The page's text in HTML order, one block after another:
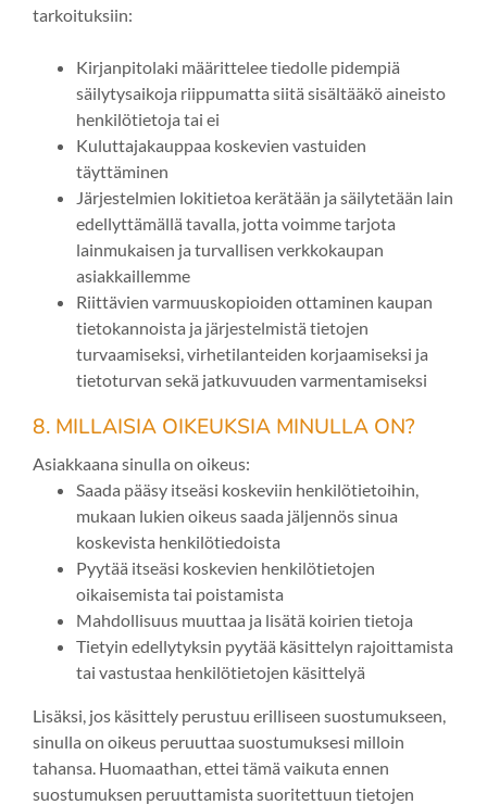
tarkoituksiin:
Kirjanpitolaki määrittelee tiedolle pidempiä
säilytysaikoja riippumatta siitä sisältääkö aineisto
henkilötietoja tai ei
Kuluttajakauppaa koskevien vastuiden
täyttäminen
Järjestelmien lokitietoa kerätään ja säilytetään lain
edellyttämällä tavalla, jotta voimme tarjota
lainmukaisen ja turvallisen verkkokaupan
asiakkaillemme
Riittävien varmuuskopioiden ottaminen kaupan
tietokannoista ja järjestelmistä tietojen
turvaamiseksi, virhetilanteiden korjaamiseksi ja
tietoturvan sekä jatkuvuuden varmentamiseksi
8. MILLAISIA OIKEUKSIA MINULLA ON?
Asiakkaana sinulla on oikeus:
Saada pääsy itseäsi koskeviin henkilötietoihin,
mukaan lukien oikeus saada jäljennös sinua
koskevista henkilötiedoista
Pyytää itseäsi koskevien henkilötietojen
oikaisemista tai poistamista
Mahdollisuus muuttaa ja lisätä koirien tietoja
Tietyin edellytyksin pyytää käsittelyn rajoittamista
tai vastustaa henkilötietojen käsittelyä
Lisäksi, jos käsittely perustuu erilliseen suostumukseen,
sinulla on oikeus peruuttaa suostumuksesi milloin
tahansa. Huomaathan, ettei tämä vaikuta ennen
suostumuksen peruuttamista suoritettuun tietojen